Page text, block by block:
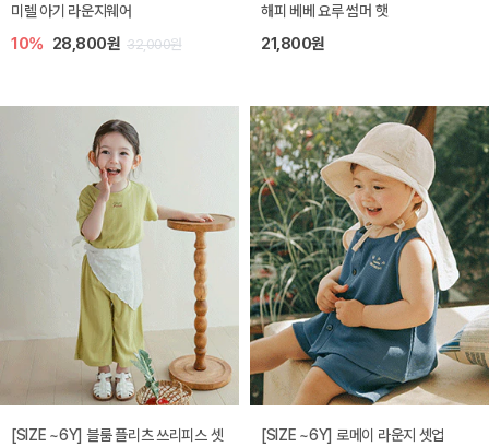
미렐 아기 라운지웨어
10% 28,800원 32,000원
해피 베베 요루 썸머 햇
21,800원
[SIZE ~6Y] 블룸 플리츠 쓰리피스 셋
[SIZE ~6Y] 로메이 라운지 셋업